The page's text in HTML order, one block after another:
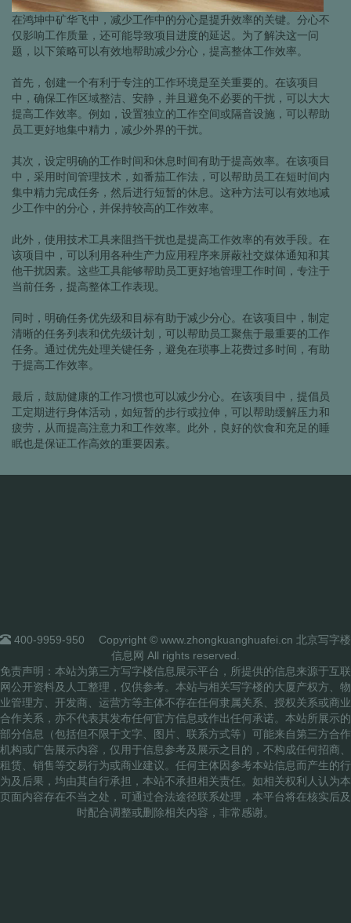
在鸿坤中矿华飞中，减少工作中的分心是提升效率的关键。分心不
仅影响工作质量，还可能导致项目进度的延迟。为了解决这一问
题，以下策略可以有效地帮助减少分心，提高整体工作效率。
首先，创建一个有利于专注的工作环境是至关重要的。在该项目
中，确保工作区域整洁、安静，并且避免不必要的干扰，可以大大
提高工作效率。例如，设置独立的工作空间或隔音设施，可以帮助
员工更好地集中精力，减少外界的干扰。
其次，设定明确的工作时间和休息时间有助于提高效率。在该项目
中，采用时间管理技术，如番茄工作法，可以帮助员工在短时间内
集中精力完成任务，然后进行短暂的休息。这种方法可以有效地减
少工作中的分心，并保持较高的工作效率。
此外，使用技术工具来阻挡干扰也是提高工作效率的有效手段。在
该项目中，可以利用各种生产力应用程序来屏蔽社交媒体通知和其
他干扰因素。这些工具能够帮助员工更好地管理工作时间，专注于
当前任务，提高整体工作表现。
同时，明确任务优先级和目标有助于减少分心。在该项目中，制定
清晰的任务列表和优先级计划，可以帮助员工聚焦于最重要的工作
任务。通过优先处理关键任务，避免在琐事上花费过多时间，有助
于提高工作效率。
最后，鼓励健康的工作习惯也可以减少分心。在该项目中，提倡员
工定期进行身体活动，如短暂的步行或拉伸，可以帮助缓解压力和
疲劳，从而提高注意力和工作效率。此外，良好的饮食和充足的睡
眠也是保证工作高效的重要因素。
400-9959-950
Copyright © www.zhongkuanghuafei.cn 北京写字楼
信息网 All rights reserved.
免责声明：本站为第三方写字楼信息展示平台，所提供的信息来源于互联
网公开资料及人工整理，仅供参考。本站与相关写字楼的大厦产权方、物
业管理方、开发商、运营方等主体不存在任何隶属关系、授权关系或商业
合作关系，亦不代表其发布任何官方信息或作出任何承诺。本站所展示的
部分信息（包括但不限于文字、图片、联系方式等）可能来自第三方合作
机构或广告展示内容，仅用于信息参考及展示之目的，不构成任何招商、
租赁、销售等交易行为或商业建议。任何主体因参考本站信息而产生的行
为及后果，均由其自行承担，本站不承担相关责任。如相关权利人认为本
页面内容存在不当之处，可通过合法途径联系处理，本平台将在核实后及
时配合调整或删除相关内容，非常感谢。